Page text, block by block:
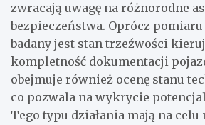
zwracają uwagę na różnorodne
bezpieczeństwa. Oprócz
badany jest stan trzeźwości
kompletność dokumentacji
obejmuje również ocenę stanu
co pozwala na wykrycie
Tego typu działania mają na